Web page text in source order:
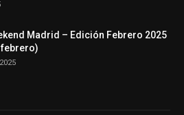
Madrid – Edición Febrero 2025